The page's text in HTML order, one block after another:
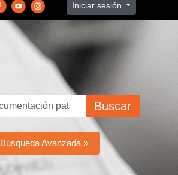
Iniciar sesión
Buscar
Búsqueda Avanzada »